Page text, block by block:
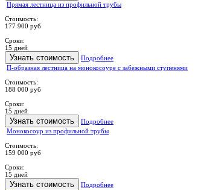
Прямая лестница из профильной трубы
Стоимость:
177 900 руб
Сроки:
15 дней
Узнать стоимость
Подробнее
П-образная лестница на монокосоуре с забежными ступенями
Стоимость:
188 000 руб
Сроки:
15 дней
Узнать стоимость
Подробнее
Монокосоур из профильной трубы
Стоимость:
159 000 руб
Сроки:
15 дней
Узнать стоимость
Подробнее